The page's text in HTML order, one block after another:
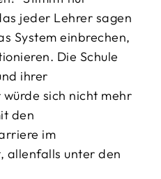
jeder Lehrer sagen
System einbrechen,
Die Schule
ihrer
sich nicht mehr
den
im
allenfalls unter den